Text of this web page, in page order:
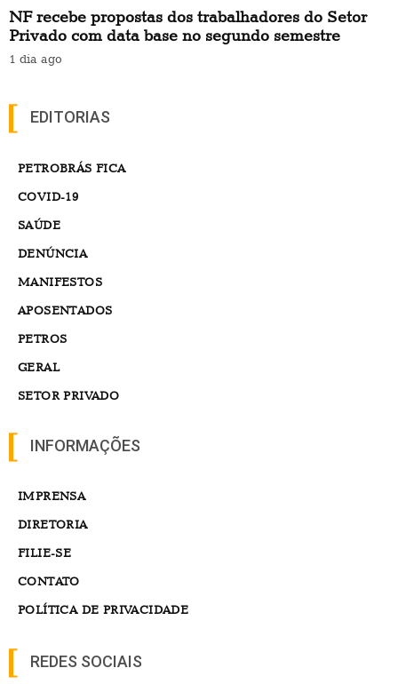
NF recebe propostas dos trabalhadores do Setor
Privado com data base no segundo semestre
1 dia ago
EDITORIAS
PETROBRÁS FICA
COVID-19
SAÚDE
DENÚNCIA
MANIFESTOS
APOSENTADOS
PETROS
GERAL
SETOR PRIVADO
INFORMAÇÕES
IMPRENSA
DIRETORIA
FILIE-SE
CONTATO
POLÍTICA DE PRIVACIDADE
REDES SOCIAIS